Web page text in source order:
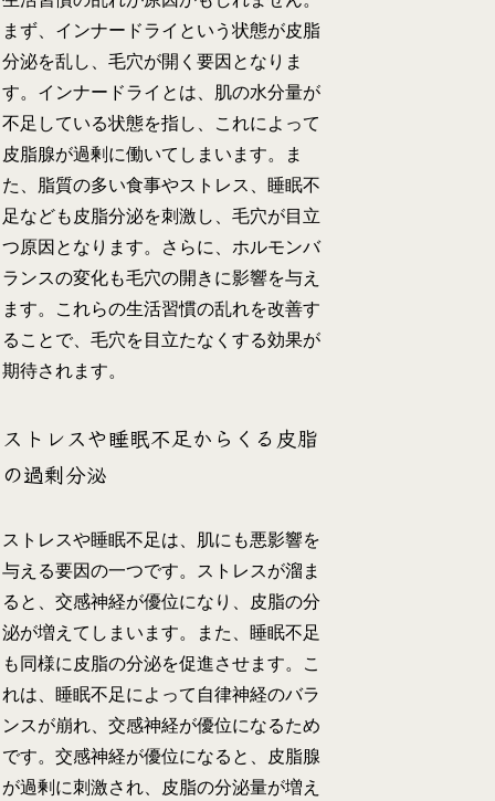
まず、インナードライという状態が皮脂
分泌を乱し、毛穴が開く要因となりま
す。インナードライとは、肌の水分量が
不足している状態を指し、これによって
皮脂腺が過剰に働いてしまいます。ま
た、脂質の多い食事やストレス、睡眠不
足なども皮脂分泌を刺激し、毛穴が目立
つ原因となります。さらに、ホルモンバ
ランスの変化も毛穴の開きに影響を与え
ます。これらの生活習慣の乱れを改善す
ることで、毛穴を目立たなくする効果が
期待されます。
ストレスや睡眠不足からくる皮脂
の過剰分泌
ストレスや睡眠不足は、肌にも悪影響を
与える要因の一つです。ストレスが溜ま
ると、交感神経が優位になり、皮脂の分
泌が増えてしまいます。また、睡眠不足
も同様に皮脂の分泌を促進させます。こ
れは、睡眠不足によって自律神経のバラ
ンスが崩れ、交感神経が優位になるため
です。交感神経が優位になると、皮脂腺
が過剰に刺激され、皮脂の分泌量が増え